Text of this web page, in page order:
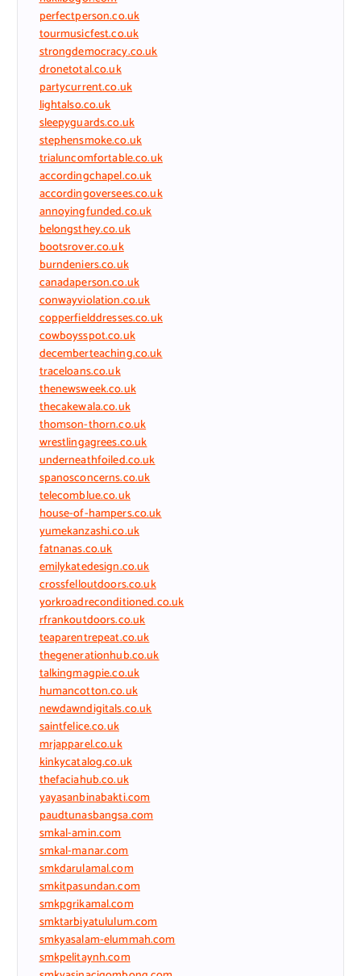
perfectperson.co.uk
tourmusicfest.co.uk
strongdemocracy.co.uk
dronetotal.co.uk
partycurrent.co.uk
lightalso.co.uk
sleepyguards.co.uk
stephensmoke.co.uk
trialuncomfortable.co.uk
accordingchapel.co.uk
accordingoversees.co.uk
annoyingfunded.co.uk
belongsthey.co.uk
bootsrover.co.uk
burndeniers.co.uk
canadaperson.co.uk
conwayviolation.co.uk
copperfielddresses.co.uk
cowboysspot.co.uk
decemberteaching.co.uk
traceloans.co.uk
thenewsweek.co.uk
thecakewala.co.uk
thomson-thorn.co.uk
wrestlingagrees.co.uk
underneathfoiled.co.uk
spanosconcerns.co.uk
telecomblue.co.uk
house-of-hampers.co.uk
yumekanzashi.co.uk
fatnanas.co.uk
emilykatedesign.co.uk
crossfelloutdoors.co.uk
yorkroadreconditioned.co.uk
rfrankoutdoors.co.uk
teaparentrepeat.co.uk
thegenerationhub.co.uk
talkingmagpie.co.uk
humancotton.co.uk
newdawndigitals.co.uk
saintfelice.co.uk
mrjapparel.co.uk
kinkycatalog.co.uk
thefaciahub.co.uk
yayasanbinabakti.com
paudtunasbangsa.com
smkal-amin.com
smkal-manar.com
smkdarulamal.com
smkitpasundan.com
smkpgrikamal.com
smktarbiyatululum.com
smkyasalam-elummah.com
smkpelitaynh.com